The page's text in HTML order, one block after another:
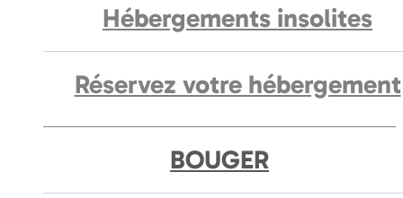
Hébergements insolites
Réservez votre hébergement
BOUGER